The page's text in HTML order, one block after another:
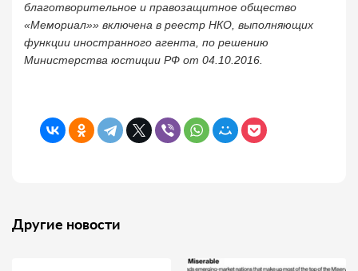
благотворительное и правозащитное общество
«Мемориал»» включена в реестр НКО, выполняющих
функции иностранного агента, по решению
Министерства юстиции РФ от 04.10.2016.
Другие новости